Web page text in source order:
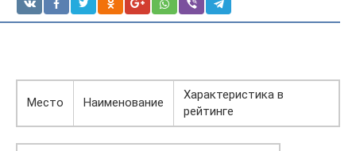
Место Наименование
Характеристика в
рейтинге